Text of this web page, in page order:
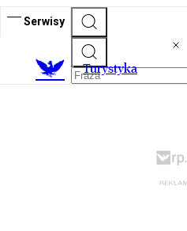
Serwisy
Turystyka